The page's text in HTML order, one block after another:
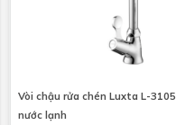
Vòi chậu rửa chén Luxta L-3105
nước lạnh